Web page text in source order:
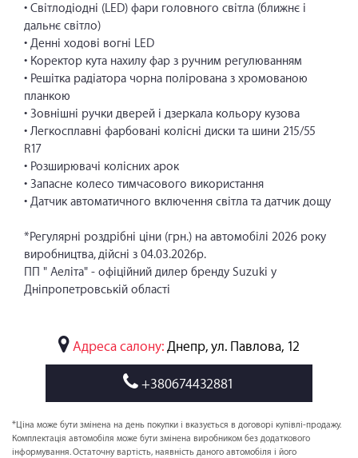
• Світлодіодні (LED) фари головного світла (ближнє і
дальнє світло)
• Денні ходові вогні LED
• Коректор кута нахилу фар з ручним регулюванням
• Решітка радіатора чорна полірована з хромованою
планкою
• Зовнішні ручки дверей і дзеркала кольору кузова
• Легкосплавні фарбовані колісні диски та шини 215/55
R17
• Розширювачі колісних арок
• Запасне колесо тимчасового використання
• Датчик автоматичного включення світла та датчик дощу
*Регулярні роздрібні ціни (грн.) на автомобілі 2026 року
виробництва, дійсні з 04.03.2026р.
ПП " Аеліта" - офіційний дилер бренду Suzuki у
Дніпропетровській області
Адреса салону: Днепр, ул. Павлова, 12
+380674432881
*Ціна може бути змінена на день покупки і вказується в договорі купівлі-продажу.
Комплектація автомобіля може бути змінена виробником без додаткового
інформування. Остаточну вартість, наявність даного автомобіля і його